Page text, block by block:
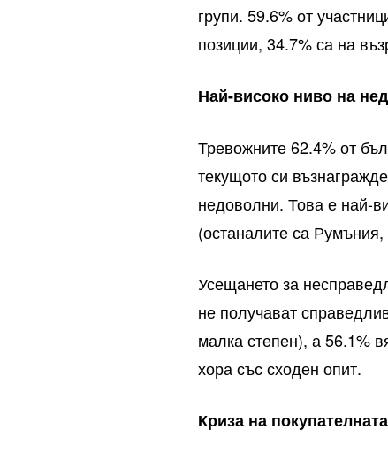
групи. 59.6% от
позиции, 34.7% са на
Най-високо ниво на
Тревожните 62.4% от
текущото си
недоволни. Това е най-
(останалите са
Усещането за
не получават
малка степен), а 56.1%
хора със сходен опит.
Криза на